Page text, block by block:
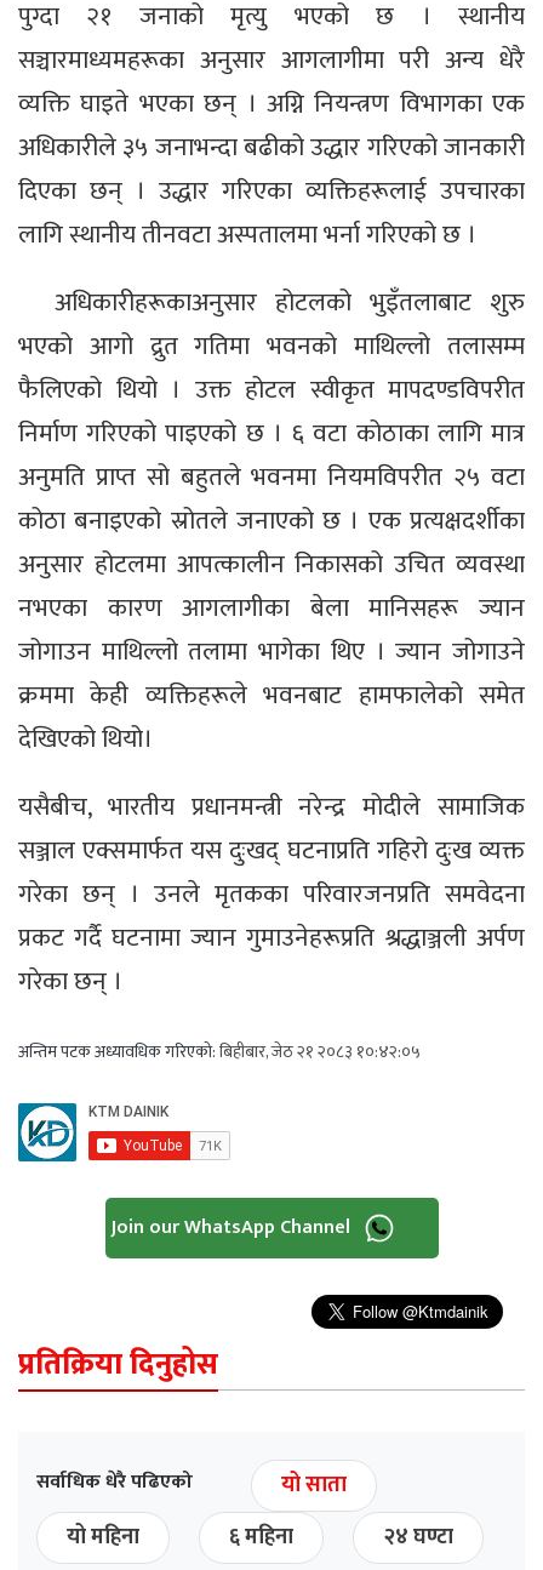
पुग्दा २१ जनाको मृत्यु भएको छ । स्थानीय
सञ्चारमाध्यमहरूका अनुसार आगलागीमा परी अन्य धेरै
व्यक्ति घाइते भएका छन् । अग्नि नियन्त्रण विभागका एक
अधिकारीले ३५ जनाभन्दा बढीको उद्धार गरिएको जानकारी
दिएका छन् । उद्धार गरिएका व्यक्तिहरूलाई उपचारका
लागि स्थानीय तीनवटा अस्पतालमा भर्ना गरिएको छ ।
अधिकारीहरूकाअनुसार होटलको भुइँतलाबाट शुरु
भएको आगो द्रुत गतिमा भवनको माथिल्लो तलासम्म
फैलिएको थियो । उक्त होटल स्वीकृत मापदण्डविपरीत
निर्माण गरिएको पाइएको छ । ६ वटा कोठाका लागि मात्र
अनुमति प्राप्त सो बहुतले भवनमा नियमविपरीत २५ वटा
कोठा बनाइएको स्रोतले जनाएको छ । एक प्रत्यक्षदर्शीका
अनुसार होटलमा आपत्कालीन निकासको उचित व्यवस्था
नभएका कारण आगलागीका बेला मानिसहरू ज्यान
जोगाउन माथिल्लो तलामा भागेका थिए । ज्यान जोगाउने
क्रममा केही व्यक्तिहरूले भवनबाट हामफालेको समेत
देखिएको थियो।
यसैबीच, भारतीय प्रधानमन्त्री नरेन्द्र मोदीले सामाजिक
सञ्जाल एक्समार्फत यस दुःखद् घटनाप्रति गहिरो दुःख व्यक्त
गरेका छन् । उनले मृतकका परिवारजनप्रति समवेदना
प्रकट गर्दै घटनामा ज्यान गुमाउनेहरूप्रति श्रद्धाञ्जली अर्पण
गरेका छन् ।
अन्तिम पटक अध्यावधिक गरिएको:बिहीबार, जेठ २१ २०८३ १०:४२:०५
Join our WhatsApp Channel
प्रतिक्रिया दिनुहोस
सर्वाधिक धेरै पढिएको
यो साता
यो महिना
६ महिना २४ घण्टा